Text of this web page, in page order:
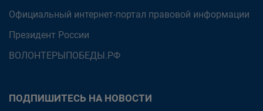
Официальный интернет-портал правовой информации
Президент России
ВОЛОНТЕРЫПОБЕДЫ.РФ
ПОДПИШИТЕСЬ НА НОВОСТИ